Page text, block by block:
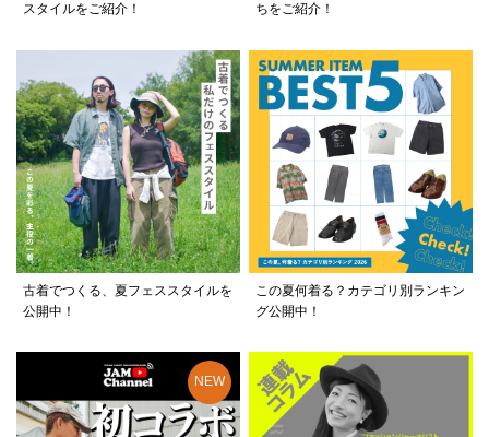
スタイルをご紹介！
ちをご紹介！
古着でつくる、夏フェススタイルを
公開中！
この夏何着る？カテゴリ別ランキン
グ公開中！